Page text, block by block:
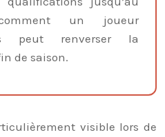
un joueur
peut renverser la
de saison.
visible lors de